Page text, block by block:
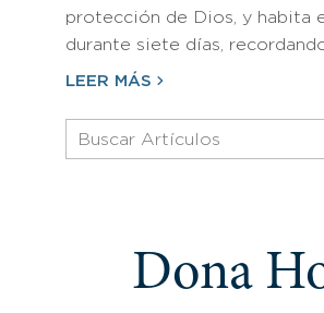
protección de Dios, y habita
durante siete días,
LEER MÁS
Dona